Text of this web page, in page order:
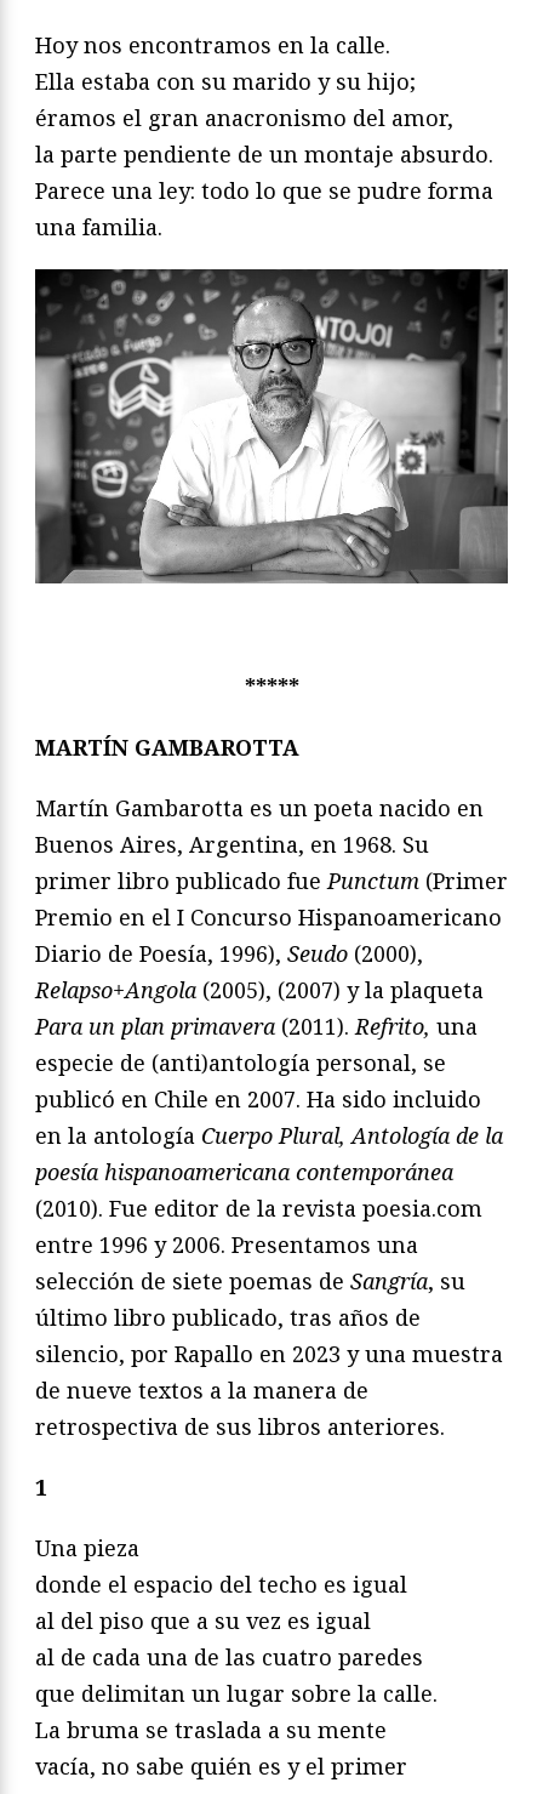
Hoy nos encontramos en la calle.
Ella estaba con su marido y su hijo;
éramos el gran anacronismo del amor,
la parte pendiente de un montaje absurdo.
Parece una ley: todo lo que se pudre forma
una familia.
*****
MARTÍN GAMBAROTTA
Martín Gambarotta es un poeta nacido en
Buenos Aires, Argentina, en 1968. Su
primer libro publicado fuePunctum (Primer
Premio en el I Concurso Hispanoamericano
Diario de Poesía, 1996), Seudo (2000),
Relapso+Angola (2005), (2007) y la plaqueta
Para un plan primavera (2011).Refrito, una
especie de (anti)antología personal, se
publicó en Chile en 2007. Ha sido incluido
en la antología Cuerpo Plural, Antología de la
poesía hispanoamericana contemporánea
(2010). Fue editor de la revista poesia.com
entre 1996 y 2006. Presentamos una
selección de siete poemas de Sangría, su
último libro publicado, tras años de
silencio, por Rapallo en 2023 y una muestra
de nueve textos a la manera de
retrospectiva de sus libros anteriores.
1
Una pieza
donde el espacio del techo es igual
al del piso que a su vez es igual
al de cada una de las cuatro paredes
que delimitan un lugar sobre la calle.
La bruma se traslada a su mente
vacía, no sabe quién es y el primer